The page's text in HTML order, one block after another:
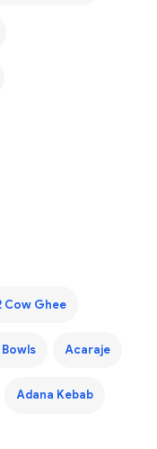
Cow Ghee
Acaraje
Adana Kebab